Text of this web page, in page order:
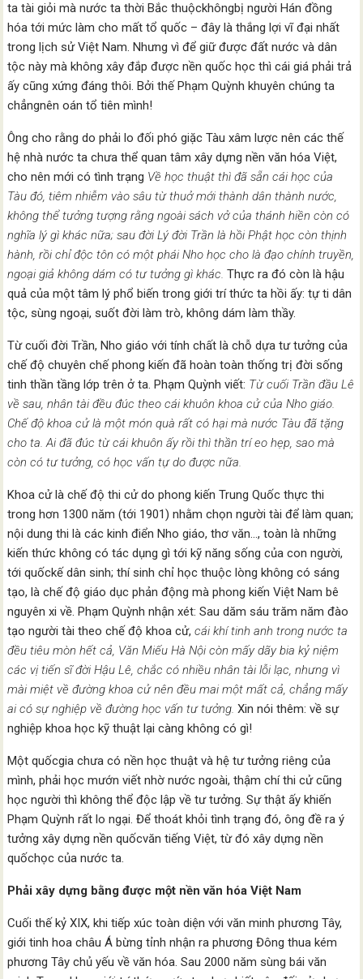
ta tài giỏi mà nước ta thời Bắc thuộckhôngbị người Hán đồng
hóa tới mức làm cho mất tổ quốc – đây là thắng lợi vĩ đại nhất
trong lịch sử Việt Nam. Nhưng vì để giữ được đất nước và dân
tộc này mà không xây đắp được nền quốc học thì cái giá phải trả
ấy cũng xứng đáng thôi. Bởi thế Phạm Quỳnh khuyên chúng ta
chẳngnên oán tổ tiên mình!
Ông cho rằng do phải lo đối phó giặc Tàu xâm lược nên các thế
hệ nhà nước ta chưa thể quan tâm xây dựng nền văn hóa Việt,
cho nên mới có tình trạng Về học thuật thì đã sẵn cái học của
Tàu đó, tiêm nhiễm vào sâu từ thuở mới thành dân thành nước,
không thể tưởng tượng rằng ngoài sách vở của thánh hiền còn có
nghĩa lý gì khác nữa; sau đời Lý đời Trần là hồi Phật học còn thịnh
hành, rồi chỉ độc tôn có một phái Nho học cho là đạo chính truyền,
ngoại giả không dám có tư tưởng gì khác. Thực ra đó còn là hậu
quả của một tâm lý phổ biến trong giới trí thức ta hồi ấy: tự ti dân
tộc, sùng ngoại, suốt đời làm trò, không dám làm thầy.
Từ cuối đời Trần, Nho giáo với tính chất là chỗ dựa tư tưởng của
chế độ chuyên chế phong kiến đã hoàn toàn thống trị đời sống
tinh thần tầng lớp trên ở ta. Phạm Quỳnh viết: Từ cuối Trần đầu Lê
về sau, nhân tài đều đúc theo cái khuôn khoa cử của Nho giáo.
Chế độ khoa cử là một món quà rất có hại mà nước Tàu đã tặng
cho ta. Ai đã đúc từ cái khuôn ấy rồi thì thần trí eo hẹp, sao mà
còn có tư tưởng, có học vấn tự do được nữa.
Khoa cử là chế độ thi cử do phong kiến Trung Quốc thực thi
trong hơn 1300 năm (tới 1901) nhằm chọn người tài để làm quan;
nội dung thi là các kinh điển Nho giáo, thơ văn…, toàn là những
kiến thức không có tác dụng gì tới kỹ năng sống của con người,
tới quốckế dân sinh; thí sinh chỉ học thuộc lòng không có sáng
tạo, là chế độ giáo dục phản động mà phong kiến Việt Nam bê
nguyên xi về. Phạm Quỳnh nhận xét: Sau dăm sáu trăm năm đào
tạo người tài theo chế độ khoa cử,cái khí tinh anh trong nước ta
đều tiêu mòn hết cả, Văn Miếu Hà Nội còn mấy dãy bia kỷ niệm
các vị tiến sĩ đời Hậu Lê, chắc có nhiều nhân tài lỗi lạc, nhưng vì
mài miệt về đường khoa cử nên đều mai một mất cả, chẳng mấy
ai có sự nghiệp về đường học vấn tư tưởng. Xin nói thêm: về sự
nghiệp khoa học kỹ thuật lại càng không có gì!
Một quốcgia chưa có nền học thuật và hệ tư tưởng riêng của
mình, phải học mướn viết nhờ nước ngoài, thậm chí thi cử cũng
học người thì không thể độc lập về tư tưởng. Sự thật ấy khiến
Phạm Quỳnh rất lo ngại. Để thoát khỏi tình trạng đó, ông đề ra ý
tưởng xây dựng nền quốcvăn tiếng Việt, từ đó xây dựng nền
quốchọc của nước ta.
Phải xây dựng bằng được một nền văn hóa Việt Nam
Cuối thế kỷ XIX, khi tiếp xúc toàn diện với văn minh phương Tây,
giới tinh hoa châu Á bừng tỉnh nhận ra phương Đông thua kém
phương Tây chủ yếu về văn hóa. Sau 2000 năm sùng bái văn